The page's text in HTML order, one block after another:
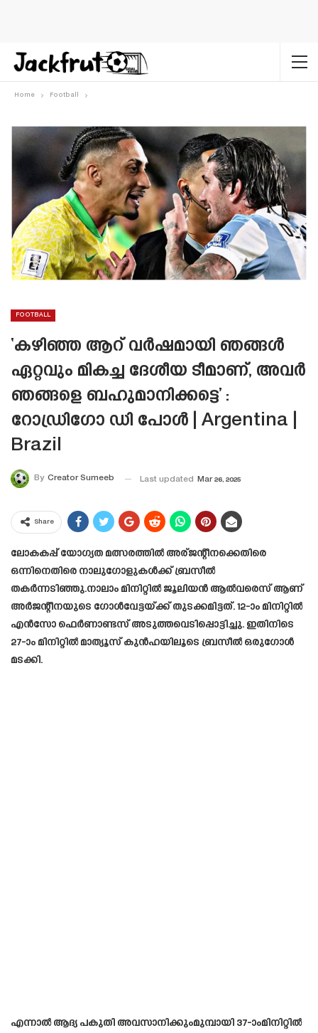
Home Football
FOOTBALL
‘കഴിഞ്ഞ ആറ് വർഷമായി ഞങ്ങൾ
ഏറ്റവും മികച്ച ദേശീയ ടീമാണ്, അവർ
ഞങ്ങളെ ബഹുമാനിക്കട്ടെ’ :
റോഡ്രിഗോ ഡി പോൾ | Argentina |
Brazil
By Creator Sumeeb Last updated Mar 26, 2025
Share
ലോകകപ്പ് യോഗ്യത മത്സരത്തിൽ അര്ജന്റീനക്കെതിരെ
ഒന്നിനെതിരെ നാലുഗോളുകള്‍ക്ക് ബ്രസീല്‍
തകര്‍ന്നടിഞ്ഞു.നാലാം മിനിറ്റില്‍ ജൂലിയന്‍ ആല്‍വരെസ് ആണ്
അര്‍ജന്റീനയുടെ ഗോള്‍വേട്ടയ്ക്ക് തുടക്കമിട്ടത്. 12-ാം മിനിറ്റില്‍
എന്‍സോ ഫെര്‍ണാണ്ടസ് അടുത്തവെടിപ്പൊട്ടിച്ചു. ഇതിനിടെ
27-ാം മിനിറ്റില്‍ മാത്യൂസ് കുന്‍ഹയിലൂടെ ബ്രസീല്‍ ഒരുഗോള്‍
മടക്കി.
എന്നാല്‍ ആദ്യ പകുതി അവസാനിക്കുംമുമ്പായി 37-ാംമിനിറ്റില്‍